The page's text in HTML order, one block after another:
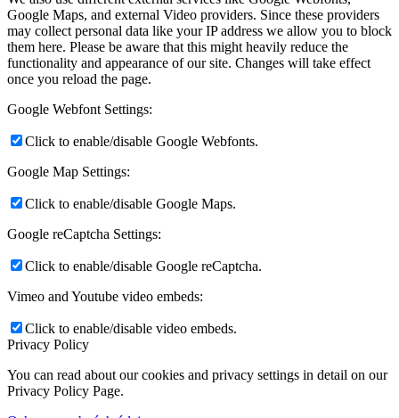
Google Maps, and external Video providers. Since these providers
may collect personal data like your IP address we allow you to block
them here. Please be aware that this might heavily reduce the
functionality and appearance of our site. Changes will take effect
once you reload the page.
Google Webfont Settings:
Click to enable/disable Google Webfonts.
Google Map Settings:
Click to enable/disable Google Maps.
Google reCaptcha Settings:
Click to enable/disable Google reCaptcha.
Vimeo and Youtube video embeds:
Click to enable/disable video embeds.
Privacy Policy
You can read about our cookies and privacy settings in detail on our
Privacy Policy Page.